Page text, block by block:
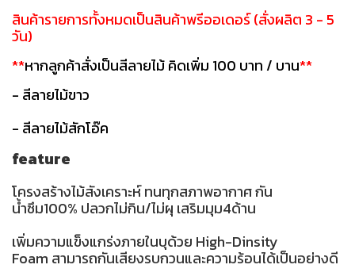
สินค้ารายการทั้งหมดเป็นสินค้าพรีออเดอร์ (สั่งผลิต 3 - 5
วัน)
**หากลูกค้าสั่งเป็นสีลายไม้ คิดเพิ่ม 100 บาท / บาน**
- สีลายไม้ขาว
- สีลายไม้สักโอ๊ค
feature
โครงสร้างไม้สังเคราะห์ ทนทุกสภาพอากาศ กัน
น้ำซึม100% ปลวกไม่กิน/ไม่ผุ เสริมมุม4ด้าน
เพิ่มความแข็งแกร่งภายในบุด้วย High-Dinsity
Foam สามารถกันเสียงรบกวนและความร้อนได้เป็นอย่างดี